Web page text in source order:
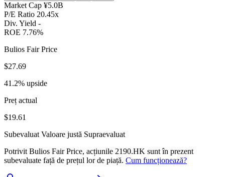
Market Cap ¥5.0B
P/E Ratio 20.45x
Div. Yield -
ROE 7.76%
Bulios Fair Price
$27.69
41.2% upside
Preț actual
$19.61
Subevaluat Valoare justă Supraevaluat
Potrivit Bulios Fair Price, acțiunile 2190.HK sunt în prezent
subevaluate față de prețul lor de piață. Cum funcționează?